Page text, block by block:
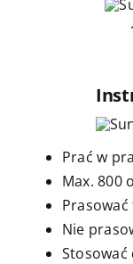
Prać w
Max. 800
Prasować
Nie